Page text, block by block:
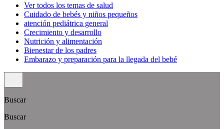
Ver todos los temas de salud
Cuidado de bebés y niños pequeños
atención pediátrica general
Crecimiento y desarrollo
Nutrición y alimentación
Bienestar de los padres
Embarazo y preparación para la llegada del bebé
Buscar
Buscar